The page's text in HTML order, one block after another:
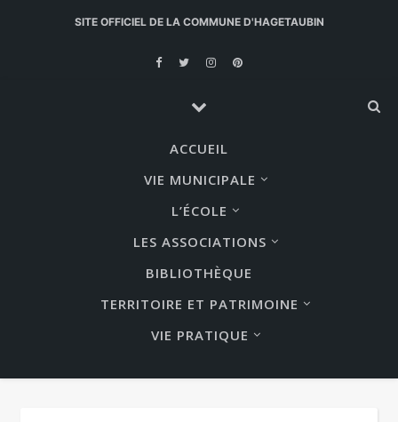
SITE OFFICIEL DE LA COMMUNE D'HAGETAUBIN
ACCUEIL
VIE MUNICIPALE
L’ÉCOLE
LES ASSOCIATIONS
BIBLIOTHÈQUE
TERRITOIRE ET PATRIMOINE
VIE PRATIQUE